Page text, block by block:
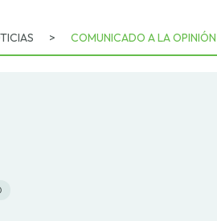
> COMUNICADO A LA